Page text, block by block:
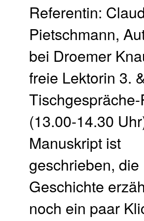
Referentin:
Pietschmann,
bei Droemer
freie Lektorin 3.
(13.00-14.30
Manuskript ist
geschrieben, die
Geschichte
noch ein paar